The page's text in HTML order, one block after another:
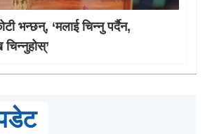
भन्छन्, ‘मलाई चिन्नु पर्दैन,